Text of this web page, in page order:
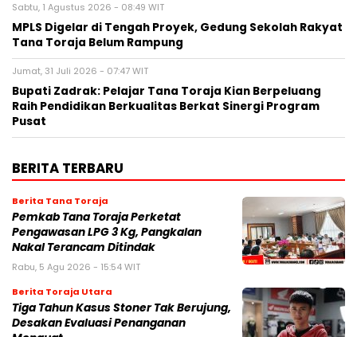
Sabtu, 1 Agustus 2026 - 08:49 WIT
MPLS Digelar di Tengah Proyek, Gedung Sekolah Rakyat
Tana Toraja Belum Rampung
Jumat, 31 Juli 2026 - 07:47 WIT
Bupati Zadrak: Pelajar Tana Toraja Kian Berpeluang
Raih Pendidikan Berkualitas Berkat Sinergi Program
Pusat
BERITA TERBARU
Berita Tana Toraja
Pemkab Tana Toraja Perketat
Pengawasan LPG 3 Kg, Pangkalan
Nakal Terancam Ditindak
Rabu, 5 Agu 2026 - 15:54 WIT
Berita Toraja Utara
Tiga Tahun Kasus Stoner Tak Berujung,
Desakan Evaluasi Penanganan